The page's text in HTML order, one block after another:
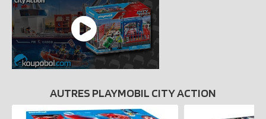
AUTRES PLAYMOBIL CITY ACTION